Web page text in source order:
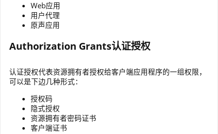
Web应用
用户代理
原声应用
Authorization Grants认证授权
认证授权代表资源拥有者授权给客户端应用程序的一组权限，
可以是下边几种形式：
授权码
隐式授权
资源拥有者密码证书
客户端证书